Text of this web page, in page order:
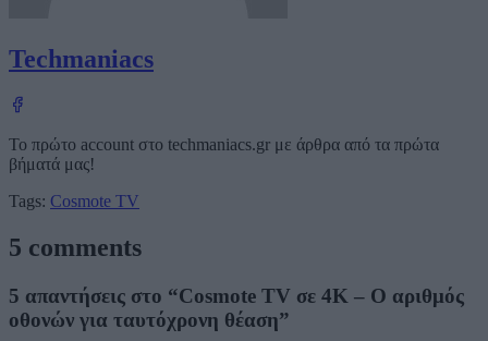
Techmaniacs
Το πρώτο account στο techmaniacs.gr με άρθρα από τα πρώτα
βήματά μας!
Tags: Cosmote TV
5 comments
5 απαντήσεις στο “Cosmote TV σε 4K – Ο αριθμός
οθονών για ταυτόχρονη θέαση”